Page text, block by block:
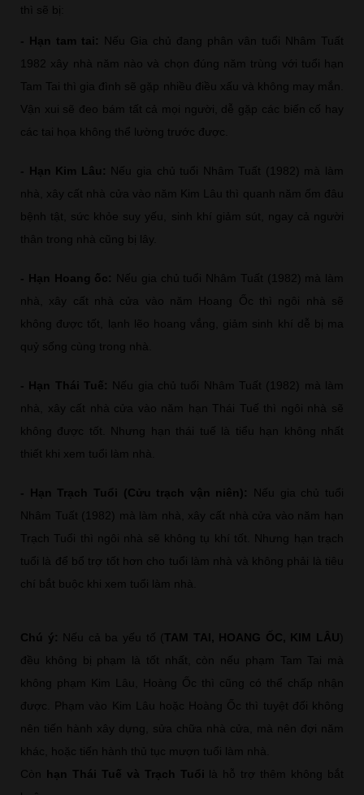
thì sẽ bị:
- Hạn tam tai:
Nếu Gia chủ đang phân vân tuổi Nhâm Tuất
1982 xây nhà năm nào và chọn đúng năm trùng với tuổi hạn
Tam Tai thì gia đình sẽ gặp nhiều điều xấu và không may mắn.
Vận xui sẽ đeo bám tất cả mọi người, dễ gặp các biến cố hay
các tai họa không thể lường trước được.
- Hạn Kim Lâu:
Nếu gia chủ tuổi Nhâm Tuất (1982) mà làm
nhà, xây cất nhà cửa vào năm Kim Lâu thì quanh năm ốm đâu
bệnh tật, sức khỏe suy yếu, sinh khí giảm sút, ngay cả người
thân trong nhà cũng bị lây.
- Hạn Hoang ốc:
Nếu gia chủ tuổi Nhâm Tuất (1982) mà làm
nhà, xây cất nhà cửa vào năm Hoang Ốc thì ngôi nhà sẽ
không được tốt, lạnh lẽo hoang vắng, giảm sinh khí dễ bị ma
quỷ sống cùng trong nhà.
- Hạn Thái Tuế:
Nếu gia chủ tuổi Nhâm Tuất (1982) mà làm
nhà, xây cất nhà cửa vào năm hạn Thái Tuế thì ngôi nhà sẽ
không được tốt. Nhưng hạn thái tuế là tiểu hạn không nhất
thiết khi xem tuổi làm nhà.
- Hạn Trạch Tuổi (Cửu trạch vận niên):
Nếu gia chủ tuổi
Nhâm Tuất (1982) mà làm nhà, xây cất nhà cửa vào năm hạn
Trạch Tuổi thì ngôi nhà sẽ không tụ khí tốt. Nhưng hạn trạch
tuổi là để bổ trợ tốt hơn cho tuổi làm nhà và không phải là tiêu
chí bắt buộc khi xem tuổi làm nhà.
Chú ý: Nếu cả ba yếu tố ( TAM TAI, HOANG ỐC, KIM LÂU
đều không bị phạm là tốt nhất, còn nếu phạm Tam Tai mà
không phạm Kim Lâu, Hoàng Ốc thì cũng có thể chấp nhận
được. Phạm vào Kim Lâu hoặc Hoàng Ốc thì tuyệt đối không
nên tiến hành xây dựng, sửa chữa nhà cửa, mà nên đợi năm
khác, hoặc tiến hành thủ tục mượn tuổi làm nhà.
Còn hạn Thái Tuế và Trạch Tuổi là hỗ trợ thêm không bắt